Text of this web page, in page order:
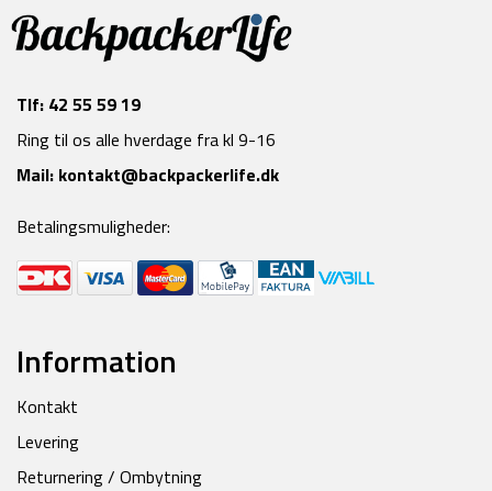
Tlf: 42 55 59 19
Ring til os alle hverdage fra kl 9-16
Mail: kontakt@backpackerlife.dk
Betalingsmuligheder:
Information
Kontakt
Levering
Returnering / Ombytning